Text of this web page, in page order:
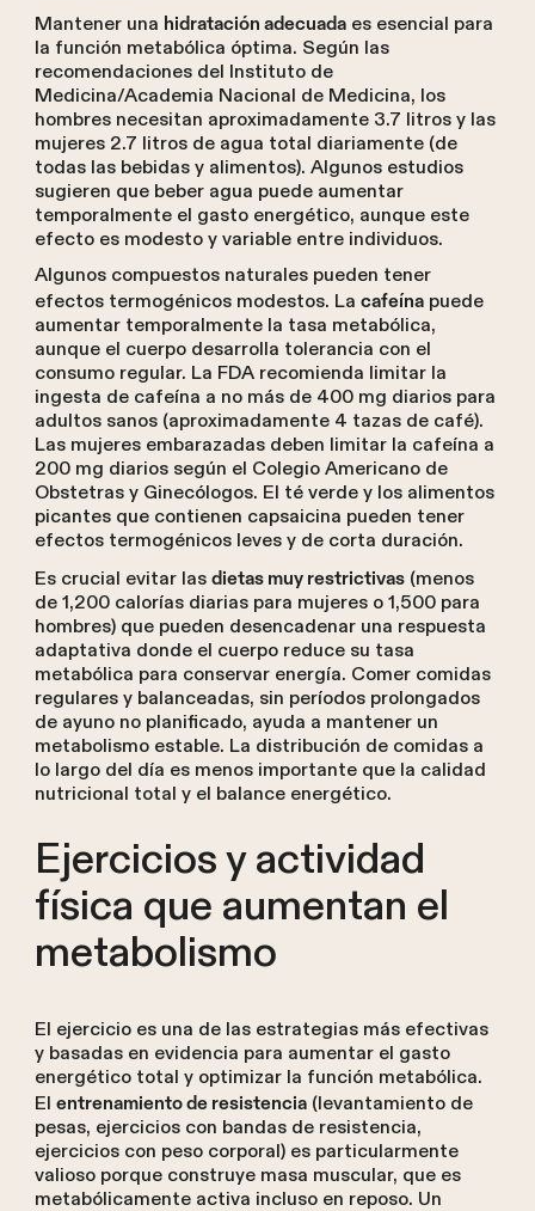
Mantener una hidratación adecuadaes esencial para
la función metabólica óptima. Según las
recomendaciones del Instituto de
Medicina/Academia Nacional de Medicina, los
hombres necesitan aproximadamente 3.7 litros y las
mujeres 2.7 litros de agua total diariamente (de
todas las bebidas y alimentos). Algunos estudios
sugieren que beber agua puede aumentar
temporalmente el gasto energético, aunque este
efecto es modesto y variable entre individuos.
Algunos compuestos naturales pueden tener
efectos termogénicos modestos. La cafeínapuede
aumentar temporalmente la tasa metabólica,
aunque el cuerpo desarrolla tolerancia con el
consumo regular. La FDA recomienda limitar la
ingesta de cafeína a no más de 400 mg diarios para
adultos sanos (aproximadamente 4 tazas de café).
Las mujeres embarazadas deben limitar la cafeína a
200 mg diarios según el Colegio Americano de
Obstetras y Ginecólogos. El té verde y los alimentos
picantes que contienen capsaicina pueden tener
efectos termogénicos leves y de corta duración.
Es crucial evitar las dietas muy restrictivas(menos
de 1,200 calorías diarias para mujeres o 1,500 para
hombres) que pueden desencadenar una respuesta
adaptativa donde el cuerpo reduce su tasa
metabólica para conservar energía. Comer comidas
regulares y balanceadas, sin períodos prolongados
de ayuno no planificado, ayuda a mantener un
metabolismo estable. La distribución de comidas a
lo largo del día es menos importante que la calidad
nutricional total y el balance energético.
Ejercicios y actividad
física que aumentan el
metabolismo
El ejercicio es una de las estrategias más efectivas
y basadas en evidencia para aumentar el gasto
energético total y optimizar la función metabólica.
El entrenamiento de resistencia(levantamiento de
pesas, ejercicios con bandas de resistencia,
ejercicios con peso corporal) es particularmente
valioso porque construye masa muscular, que es
metabólicamente activa incluso en reposo. Un